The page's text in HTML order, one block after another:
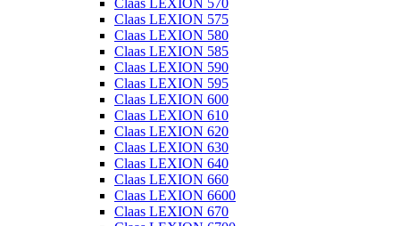
Claas LEXION 570
Claas LEXION 575
Claas LEXION 580
Claas LEXION 585
Claas LEXION 590
Claas LEXION 595
Claas LEXION 600
Claas LEXION 610
Claas LEXION 620
Claas LEXION 630
Claas LEXION 640
Claas LEXION 660
Claas LEXION 6600
Claas LEXION 670